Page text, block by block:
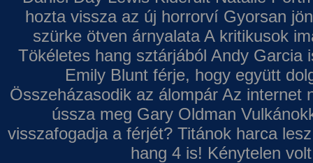
hozta vissza az új horrorví Gyorsan
szürke ötven árnyalata A kritikusok
Tökéletes hang sztárjából Andy Garcia
Emily Blunt férje, hogy együtt
Összeházasodik az álompár Az internet
ússza meg Gary Oldman
visszafogadja a férjét? Titánok harca
hang 4 is! Kénytelen